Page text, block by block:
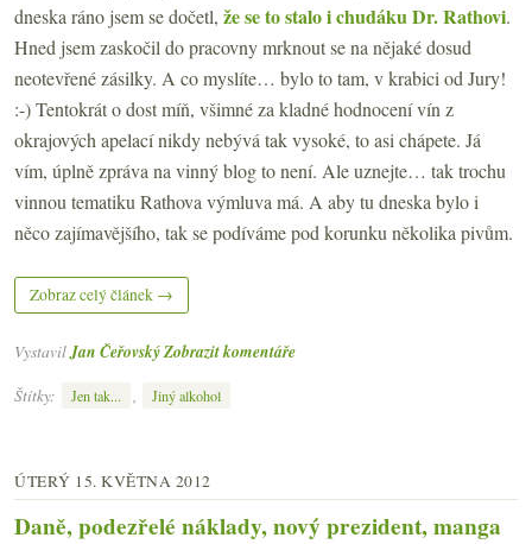
dneska ráno jsem se dočetl, že se to stalo i chudáku Dr. Rathovi.
Hned jsem zaskočil do pracovny mrknout se na nějaké dosud
neotevřené zásilky. A co myslíte… bylo to tam, v krabici od Jury!
:-) Tentokrát o dost míň, všimné za kladné hodnocení vín z
okrajových apelací nikdy nebývá tak vysoké, to asi chápete. Já
vím, úplně zpráva na vinný blog to není. Ale uznejte… tak trochu
vinnou tematiku Rathova výmluva má. A aby tu dneska bylo i
něco zajímavějšího, tak se podíváme pod korunku několika pivům.
Zobraz celý článek →
VystavilJan ČeřovskýZobrazit komentáře
Štítky:
Jen tak... Jiný alkohol
ÚTERÝ 15. KVĚTNA 2012
Daně, podezřelé náklady, nový prezident, manga